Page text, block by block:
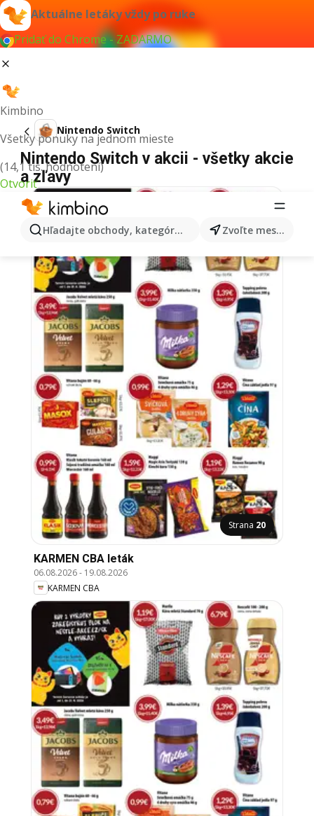
Aktuálne letáky vždy po ruke
Pridať do Chrome - ZADARMO
Kimbino
Všetky ponuky na jednom mieste
(14,1 tis. hodnotení)
Otvoriť
Hľadajte obchody, kategórie, produkty... Zvoľte mesto
Nintendo Switch
Nintendo Switch v akcii - všetky akcie
a zľavy
Strana 20
KARMEN CBA leták
06.08.2026- 19.08.2026
KARMEN CBA